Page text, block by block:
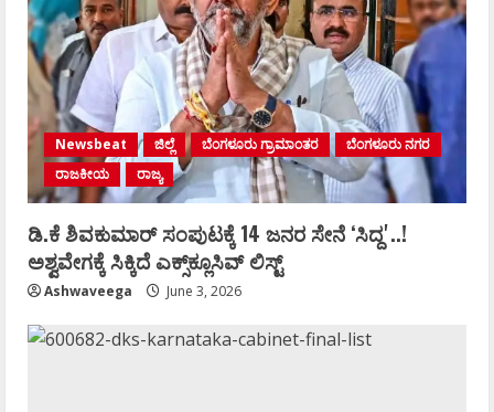
Newsbeat ಜಿಲ್ಲೆ ಬೆಂಗಳೂರು ಗ್ರಾಮಾಂತರ
ಬೆಂಗಳೂರು ನಗರ
ರಾಜಕೀಯ
ರಾಜ್ಯ
ಡಿ.ಕೆ ಶಿವಕುಮಾರ್‌ ಸಂಪುಟಕ್ಕೆ 14 ಜನರ ಸೇನೆ ʻಸಿದ್ದʼ..!
ಅಶ್ವವೇಗಕ್ಕೆ ಸಿಕ್ಕಿದೆ ಎಕ್ಸ್‌ಕ್ಲೂಸಿವ್‌ ಲಿಸ್ಟ್‌
Ashwaveega June 3, 2026